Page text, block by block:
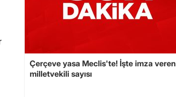
Çerçeve yasa Meclis'te! İşte imza veren
milletvekili sayısı